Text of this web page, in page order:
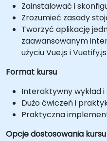
Zainstalować i
Zrozumieć zasady
Tworzyć aplikację
zaawansowanym
użyciu Vue.js i Vuetify.js.
Format kursu
Interaktywny wykład i
Dużo ćwiczeń i
Praktyczna
Opcje dostosowania kursu